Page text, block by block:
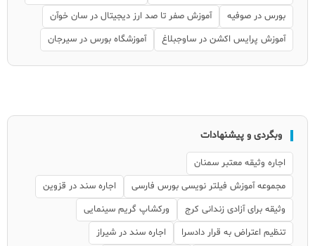
بورس در صوفیه
آموزش صفر تا صد ارز دیجیتال در سان خوآن
آموزش پرایس اکشن در ساوجبلاغ
آموزشگاه بورس در سیرجان
وبگردی و پیشنهادات
اجاره وثیقه معتبر سمنان
مجموعه آموزش فیلتر نویسی بورس فارسی
اجاره سند در قزوین
وثیقه برای آزادی زندانی کرج
ورکشاپ گریم سینمایی
تنظیم اعتراض به قرار دادسرا
اجاره سند در شیراز